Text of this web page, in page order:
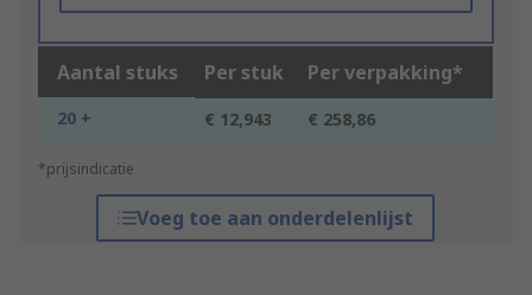
Aantal stuks Per stuk Per verpakking*
20 + € 12,943 € 258,86
*prijsindicatie
Voeg toe aan onderdelenlijst